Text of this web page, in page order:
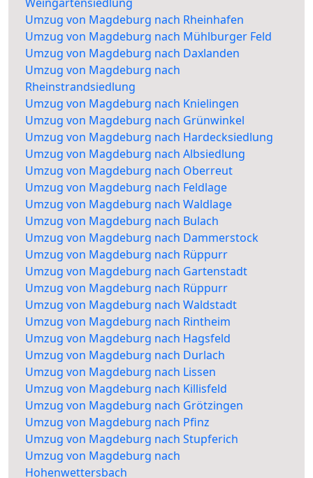
Umzug von Magdeburg nach Rheinhafen
Umzug von Magdeburg nach Mühlburger Feld
Umzug von Magdeburg nach Daxlanden
Umzug von Magdeburg nach
Rheinstrandsiedlung
Umzug von Magdeburg nach Knielingen
Umzug von Magdeburg nach Grünwinkel
Umzug von Magdeburg nach Hardecksiedlung
Umzug von Magdeburg nach Albsiedlung
Umzug von Magdeburg nach Oberreut
Umzug von Magdeburg nach Feldlage
Umzug von Magdeburg nach Waldlage
Umzug von Magdeburg nach Bulach
Umzug von Magdeburg nach Dammerstock
Umzug von Magdeburg nach Rüppurr
Umzug von Magdeburg nach Gartenstadt
Umzug von Magdeburg nach Rüppurr
Umzug von Magdeburg nach Waldstadt
Umzug von Magdeburg nach Rintheim
Umzug von Magdeburg nach Hagsfeld
Umzug von Magdeburg nach Durlach
Umzug von Magdeburg nach Lissen
Umzug von Magdeburg nach Killisfeld
Umzug von Magdeburg nach Grötzingen
Umzug von Magdeburg nach Pfinz
Umzug von Magdeburg nach Stupferich
Umzug von Magdeburg nach
Hohenwettersbach